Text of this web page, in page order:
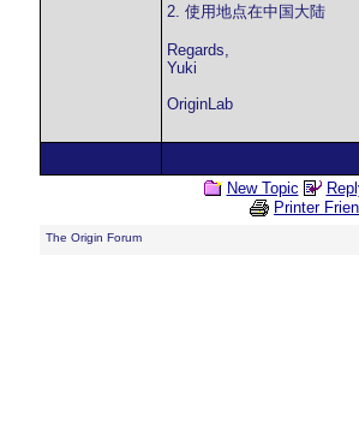
2. 使用地点在中国大陆
Regards,
Yuki
OriginLab
New Topic
Printer
The Origin Forum